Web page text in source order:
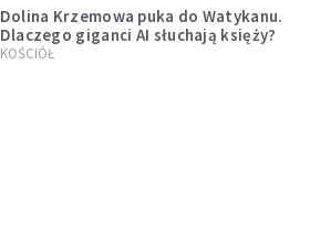
Dolina Krzemowa puka do Watykanu.
Dlaczego giganci AI słuchają księży?
KOŚCIÓŁ